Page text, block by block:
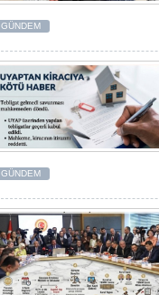
GÜNDEM
GÜNDEM